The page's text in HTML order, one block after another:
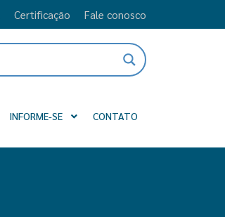
Certificação Fale conosco
INFORME-SE CONTATO